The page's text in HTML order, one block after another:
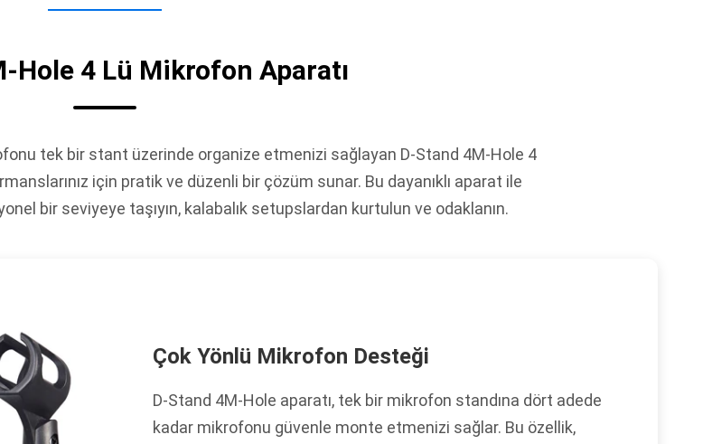
Hole 4 Lü Mikrofon Aparatı
tek bir stant üzerinde organize etmenizi sağlayan D-Stand 4M-Hole 4
için pratik ve düzenli bir çözüm sunar. Bu dayanıklı aparat ile
bir seviyeye taşıyın, kalabalık setupslardan kurtulun ve odaklanın.
Çok Yönlü Mikrofon Desteği
D-Stand 4M-Hole aparatı, tek bir mikrofon standına dört adede
kadar mikrofonu güvenle monte etmenizi sağlar. Bu özellik,